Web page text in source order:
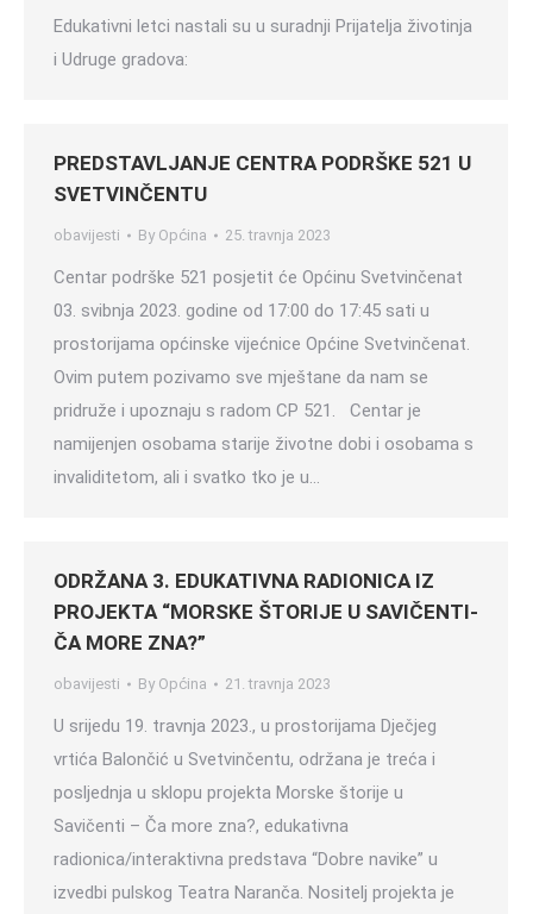
Edukativni letci nastali su u suradnji Prijatelja životinja
i Udruge gradova:
PREDSTAVLJANJE CENTRA PODRŠKE 521 U
SVETVINČENTU
obavijesti By Općina 25. travnja 2023
Centar podrške 521 posjetit će Općinu Svetvinčenat
03. svibnja 2023. godine od 17:00 do 17:45 sati u
prostorijama općinske vijećnice Općine Svetvinčenat.
Ovim putem pozivamo sve mještane da nam se
pridruže i upoznaju s radom CP 521. Centar je
namijenjen osobama starije životne dobi i osobama s
invaliditetom, ali i svatko tko je u…
ODRŽANA 3. EDUKATIVNA RADIONICA IZ
PROJEKTA “MORSKE ŠTORIJE U SAVIČENTI-
ČA MORE ZNA?”
obavijesti By Općina 21. travnja 2023
U srijedu 19. travnja 2023., u prostorijama Dječjeg
vrtića Balončić u Svetvinčentu, održana je treća i
posljednja u sklopu projekta Morske štorije u
Savičenti – Ča more zna?, edukativna
radionica/interaktivna predstava “Dobre navike” u
izvedbi pulskog Teatra Naranča. Nositelj projekta je